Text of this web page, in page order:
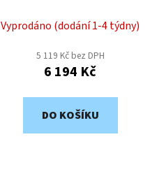
Vyprodáno (dodání 1-4 týdny)
5 119 Kč bez DPH
6 194 Kč
DO KOŠÍKU